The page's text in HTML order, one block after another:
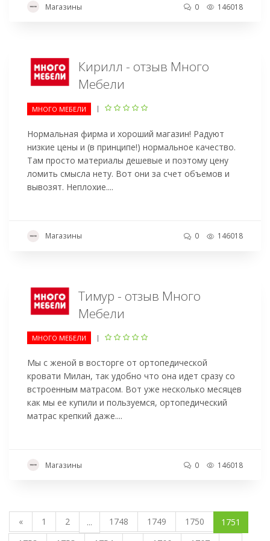
Магазины 0 146018
Кирилл - отзыв Много
Мебели
МНОГО МЕБЕЛИ |
Нормальная фирма и хороший магазин! Радуют
низкие цены и (в принципе!) нормальное качество.
Там просто материалы дешевые и поэтому цену
ломить смысла нету. Вот они за счет объемов и
вывозят. Неплохие....
Магазины 0 146018
Тимур - отзыв Много
Мебели
МНОГО МЕБЕЛИ |
Мы с женой в восторге от ортопедической
кровати Милан, так удобно что она идет сразу со
встроенным матрасом. Вот уже несколько месяцев
как мы ее купили и пользуемся, ортопедический
матрас крепкий даже....
Магазины 0 146018
« 1 2 ... 1748 1749 1750
1751